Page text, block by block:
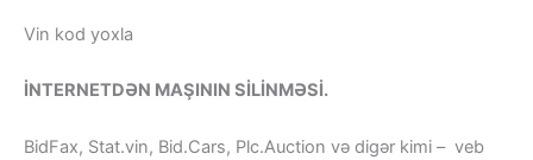
Vin kod yoxla
İNTERNETDƏN MAŞININ SİLİNMƏSİ.
BidFax, Stat.vin, Bid.Cars, Plc.Auction və digər kimi – veb